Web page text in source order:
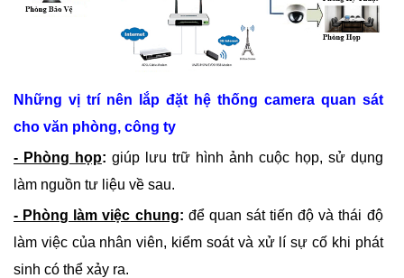
Những vị trí nên lắp đặt hệ thống camera quan sát
cho văn phòng, công ty
- Phòng họp: giúp lưu trữ hình ảnh cuộc họp, sử dụng
làm nguồn tư liệu về sau.
- Phòng làm việc chung: để quan sát tiến độ và thái độ
làm việc của nhân viên, kiểm soát và xử lí sự cố khi phát
sinh có thể xảy ra.